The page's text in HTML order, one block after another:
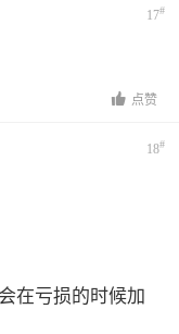
17#
点赞
18#
在亏损的时候加